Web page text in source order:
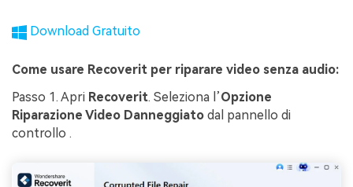
Download Gratuito
Come usare Recoverit per riparare video senza audio:
Passo 1. Apri Recoverit. Seleziona l’Opzione
Riparazione Video Danneggiato dal pannello di
controllo .